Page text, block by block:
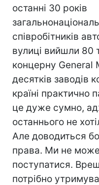
останні 30 років
співробітників
вулиці вийшли 80
концерну General
десятків заводів
країні практично
це дуже сумно,
останнього не
Але доводиться
права. Ми не
поступатися.
потрібно